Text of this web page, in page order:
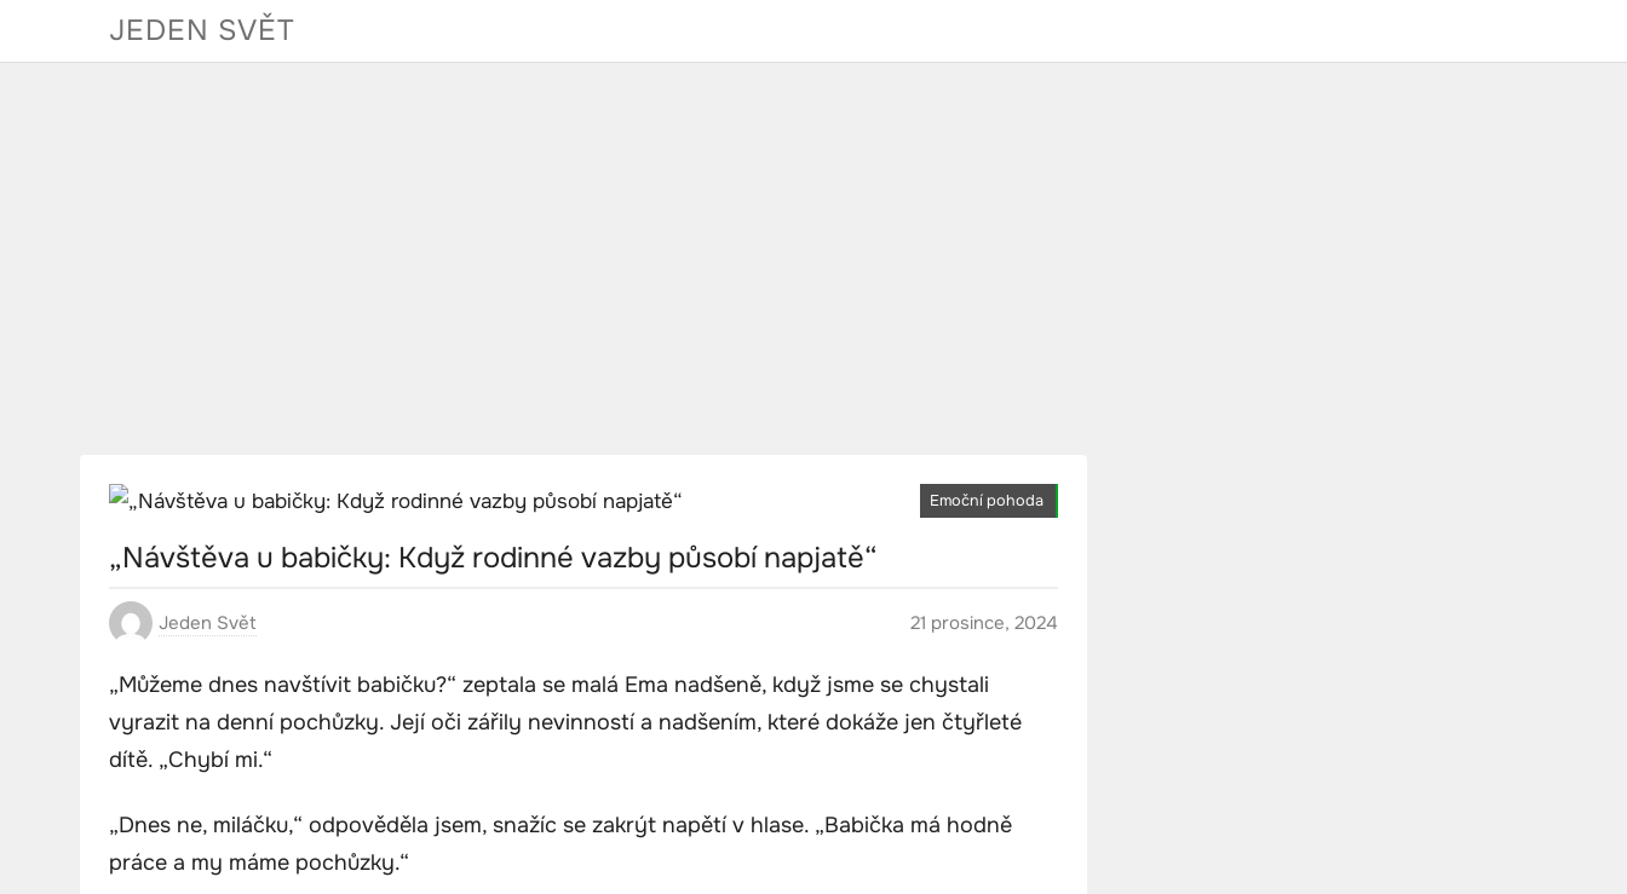
JEDEN SVĚT
Emoční pohoda
„Návštěva u babičky: Když rodinné vazby působí napjatě“
Jeden Svět 21 prosince, 2024
„Můžeme dnes navštívit babičku?“ zeptala se malá Ema nadšeně, když jsme se chystali
vyrazit na denní pochůzky. Její oči zářily nevinností a nadšením, které dokáže jen čtyřleté
dítě. „Chybí mi.“
„Dnes ne, miláčku,“ odpověděla jsem, snažíc se zakrýt napětí v hlase. „Babička má hodně
práce a my máme pochůzky.“